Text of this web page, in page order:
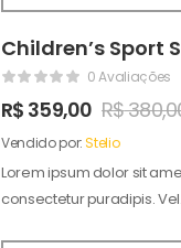
Children’s Sport
0 Avaliações
R$ 359,00 R$
Vendido por:Stelio
Lorem ipsum dolor sit
consectetur puradipis.